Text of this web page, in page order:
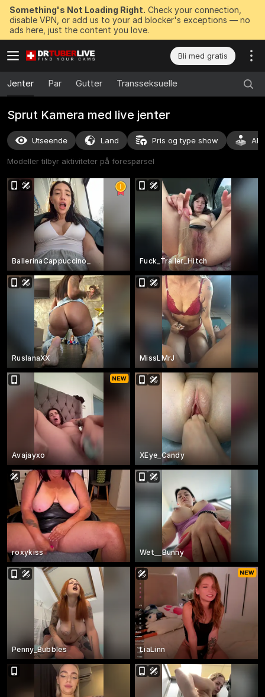
Something's Not Loading Right. Check your connection,
disable VPN, or add us to your ad blocker's exceptions — no
ads here, just the content you love.
Bli med gratis
Jenter Par Gutter Transseksuelle
Sprut Kamera med live jenter
Utseende Land Pris og type show
Modeller tilbyr aktiviteter på forespørsel
BallerinaCappuccino_ Fuck_Trailer_Hitch
RuslanaXX MissLMrJ
Avajayxo XEye_Candy
roxykiss Wet__Bunny
Penny_Bubbles LiaLinn